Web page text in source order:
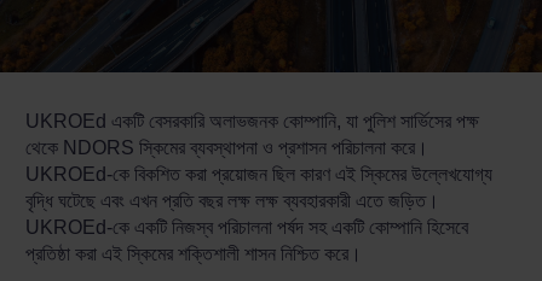
UKROEd একটি বেসরকারি অলাভজনক কোম্পানি, যা পুলিশ সার্ভিসের পক্ষ
থেকে NDORS স্কিমের ব্যবস্থাপনা ও প্রশাসন পরিচালনা করে।
UKROEd-কে বিকশিত করা প্রয়োজন ছিল কারণ এই স্কিমের উল্লেখযোগ্য
বৃদ্ধি ঘটেছে এবং এখন প্রতি বছর লক্ষ লক্ষ ব্যবহারকারী এতে জড়িত।
UKROEd-কে একটি নিজস্ব পরিচালনা পর্ষদ সহ একটি কোম্পানি হিসেবে
প্রতিষ্ঠা করা এই স্কিমের শক্তিশালী শাসন নিশ্চিত করে।